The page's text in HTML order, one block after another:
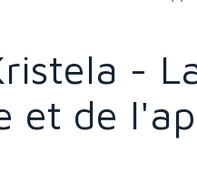
-
et de